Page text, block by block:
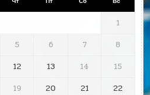
1
5 6 7
8
12 13 14
15
19 20 21
22